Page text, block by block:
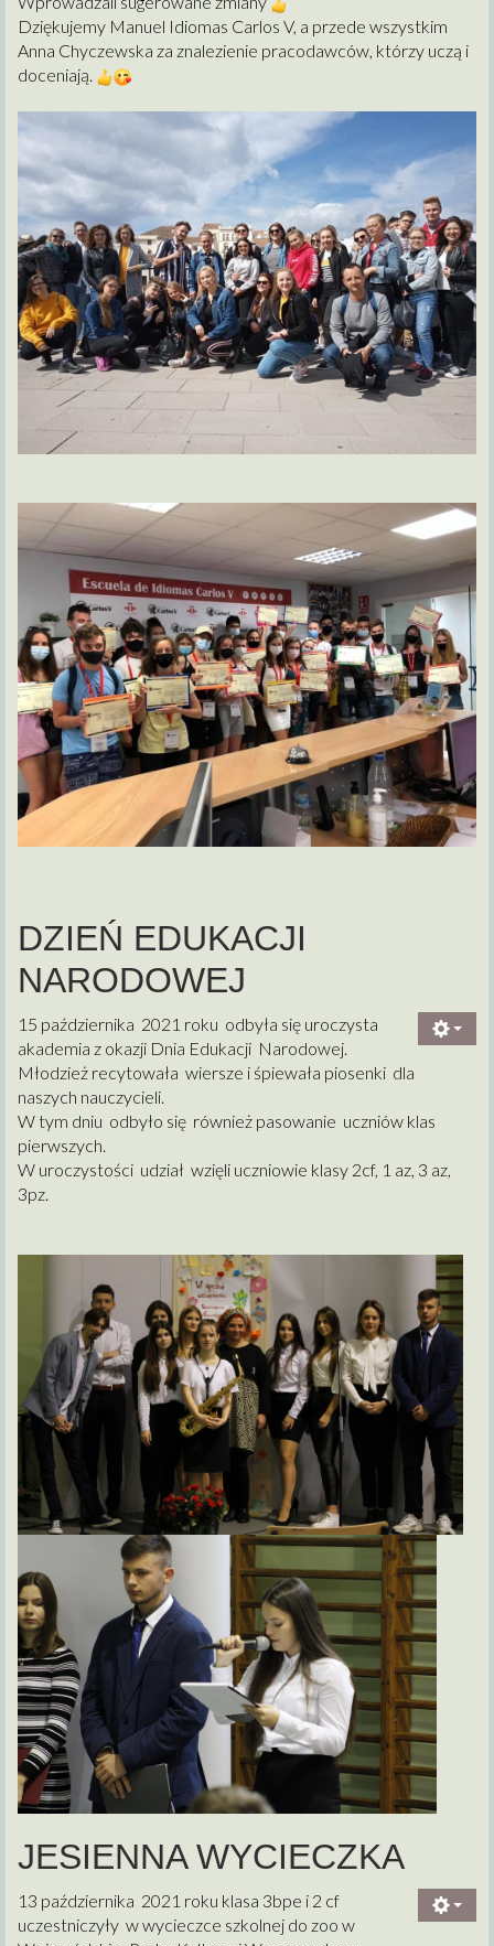
Dziękujemy Manuel Idiomas Carlos V, a przede wszystkim
Anna Chyczewska za znalezienie pracodawców, którzy uczą i
doceniają.
DZIEŃ EDUKACJI
NARODOWEJ
15 października 2021 roku odbyła się uroczysta
akademia z okazji Dnia Edukacji Narodowej.
Młodzież recytowała wiersze i śpiewała piosenki dla
naszych nauczycieli.
W tym dniu odbyło się również pasowanie uczniów klas
pierwszych.
W uroczystości udział wzięli uczniowie klasy 2cf, 1 az, 3 az,
3pz.
JESIENNA WYCIECZKA
13 października 2021 roku klasa 3bpe i 2 cf
uczestniczyły w wycieczce szkolnej do zoo w